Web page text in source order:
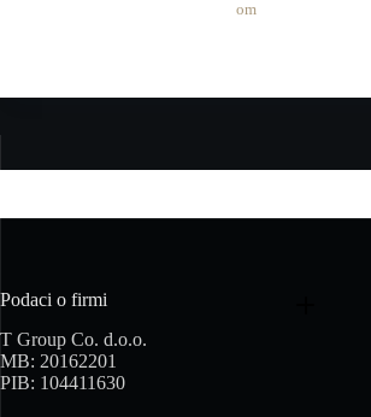
om
Podaci o firmi
T Group Co. d.o.o.
MB: 20162201
PIB: 104411630